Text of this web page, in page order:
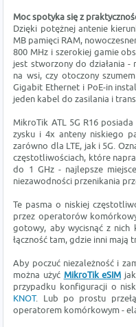
Moc spotyka się z
Dzięki potężnej antenie
MB pamięci RAM,
800 MHz i szerokiej gamie
jest stworzony do działania -
na wsi, czy otoczony
Gigabit Ethernet i PoE-in
jeden kabel do zasilania i
MikroTik ATL 5G R16
zysku i 4x anteny niskiego
zarówno dla LTE, jak i 5G.
częstotliwościach, które
do 1 GHz - najlepsze
niezawodności przenikania
Te pasma o niskiej
przez operatorów
gotowy, aby wycisnąć z nich
łączność tam, gdzie inni mają
Aby poczuć niezależność i
można użyć MikroTik eSIM
przypadku konfiguracji o
KNOT. Lub po prostu
operatorem komórkowym -